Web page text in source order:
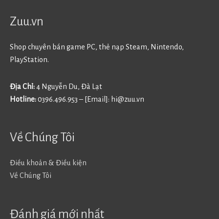
Zuu.vn
Shop chuyên bán game PC, thẻ nạp Steam, Nintendo,
PlayStation.
Địa Chỉ:4 Nguyễn Du, Đà Lạt
Hotline:0396.496.953 – [Email]: hi@zuu.vn
Về Chúng Tôi
Điều khoản & Điều kiện
Về Chúng Tôi
Đánh giá mới nhất